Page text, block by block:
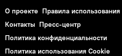
О проекте Правила использования
Контакты Пресс-центр
Политика конфиденциальности
Политика использования Cookie